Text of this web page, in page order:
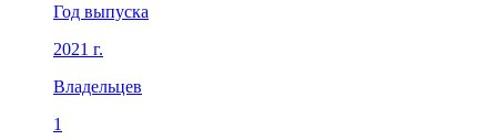
Год выпуска
2021 г.
Владельцев
1